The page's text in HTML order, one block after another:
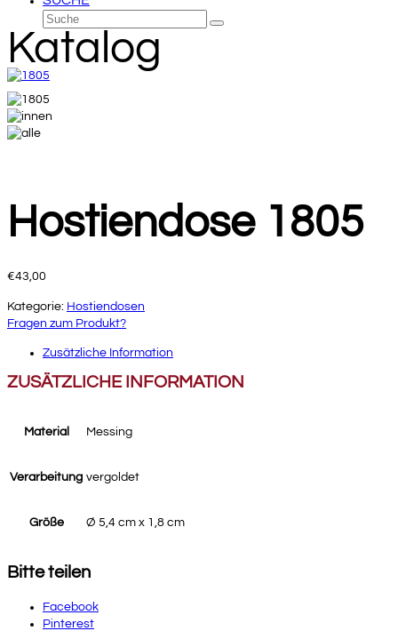
Suche
Senden
Katalog
Hostiendose 1805
€43,00
Kategorie: Hostiendosen
Fragen zum Produkt?
Zusätzliche Information
ZUSÄTZLICHE INFORMATION
Material Messing
Verarbeitung vergoldet
Größe Ø 5,4 cm x 1,8 cm
Bitte teilen
Facebook
Pinterest